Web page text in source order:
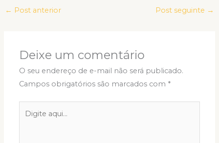
← Post anterior Post seguinte →
Deixe um comentário
O seu endereço de e-mail não será publicado.
Campos obrigatórios são marcados com *
aqui...